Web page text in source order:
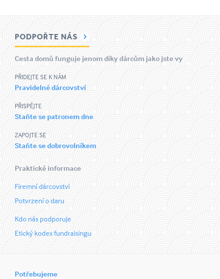
PODPOŘTE NÁS
Cesta domů funguje jenom díky dárcům jako jste vy
PŘIDEJTE SE K NÁM
Pravidelné dárcovství
PŘISPĚJTE
Staňte se patronem dne
ZAPOJTE SE
Staňte se dobrovolníkem
Praktické informace
Firemní dárcovství
Potvrzení o daru
Kdo nás podporuje
Etický kodex fundraisingu
Potřebujeme